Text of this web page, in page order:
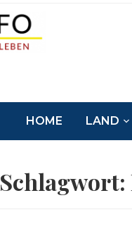
HOME LAND
Schlagwort: